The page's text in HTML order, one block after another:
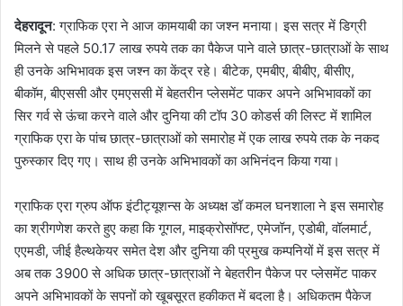
देहरादून: ग्राफिक एरा ने आज कामयाबी का जश्न मनाया। इस सत्र में डिग्री
मिलने से पहले 50.17 लाख रुपये तक का पैकेज पाने वाले छात्र-छात्राओं के साथ
ही उनके अभिभावक इस जश्न का केंद्र रहे। बीटेक, एमबीए, बीबीए, बीसीए,
बीकॉम, बीएससी और एमएससी में बेहतरीन प्लेसमेंट पाकर अपने अभिभावकों का
सिर गर्व से ऊंचा करने वाले और दुनिया की टॉप 30 कोडर्स की लिस्ट में शामिल
ग्राफिक एरा के पांच छात्र-छात्राओं को समारोह में एक लाख रुपये तक के नकद
पुरुस्कार दिए गए। साथ ही उनके अभिभावकों का अभिनंदन किया गया।
ग्राफिक एरा ग्रुप ऑफ इंटीट्यूशन्स के अध्यक्ष डॉ कमल घनशाला ने इस समारोह
का श्रीगणेश करते हुए कहा कि गूगल, माइक्रोसॉफ्ट, एमेजॉन, एडोबी, वॉलमार्ट,
एएमडी, जीई हैल्थकेयर समेत देश और दुनिया की प्रमुख कम्पनियों में इस सत्र में
अब तक 3900 से अधिक छात्र-छात्राओं ने बेहतरीन पैकेज पर प्लेसमेंट पाकर
अपने अभिभावकों के सपनों को खूबसूरत हकीकत में बदला है। अधिकतम पैकेज